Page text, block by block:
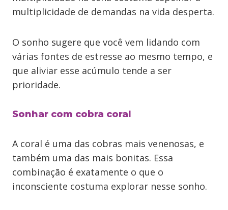
multiplicidade de demandas na vida desperta.
O sonho sugere que você vem lidando com
várias fontes de estresse ao mesmo tempo, e
que aliviar esse acúmulo tende a ser
prioridade.
Sonhar com cobra coral
A coral é uma das cobras mais venenosas, e
também uma das mais bonitas. Essa
combinação é exatamente o que o
inconsciente costuma explorar nesse sonho.